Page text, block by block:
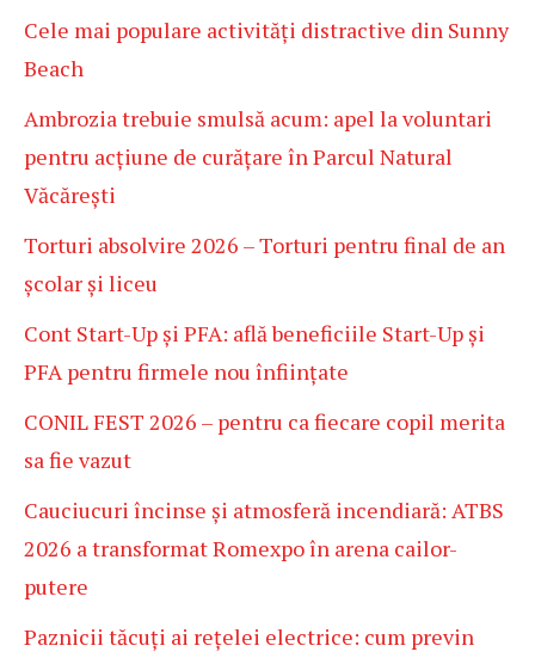
Cele mai populare activități distractive din Sunny
Beach
Ambrozia trebuie smulsă acum: apel la voluntari
pentru acțiune de curățare în Parcul Natural
Văcărești
Torturi absolvire 2026 – Torturi pentru final de an
școlar și liceu
Cont Start-Up și PFA: află beneficiile Start-Up și
PFA pentru firmele nou înființate
CONIL FEST 2026 – pentru ca fiecare copil merita
sa fie vazut
Cauciucuri încinse și atmosferă incendiară: ATBS
2026 a transformat Romexpo în arena cailor-
putere
Paznicii tăcuți ai rețelei electrice: cum previn